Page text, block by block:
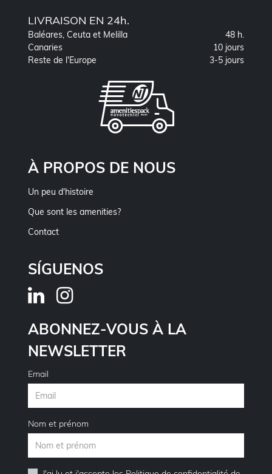
LIVRAISON EN 24h.
Baléares, Ceuta et Melilla
48 h.
Canaries
10 jours
Reste de l'Europe
3-5 jours
À PROPOS DE NOUS
Un peu d'histoire
Que sont les amenities?
Contact
SÍGUENOS
ABONNEZ-VOUS À LA
NEWSLETTER
Email
Nom et prénom